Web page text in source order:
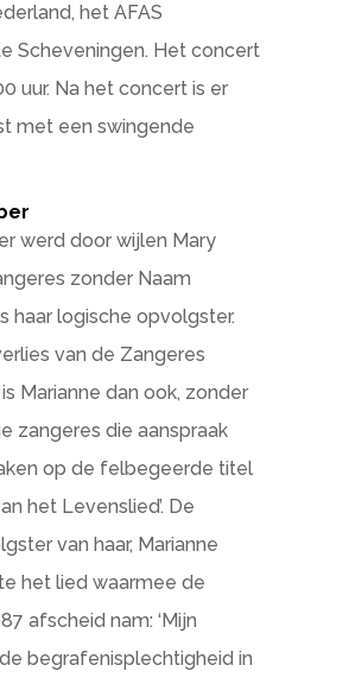
het AFAS
Scheveningen. Het concert
uur. Na het concert is er
met een swingende
werd door wijlen Mary
zonder Naam
haar logische opvolgster.
van de Zangeres
Marianne dan ook, zonder
zangeres die aanspraak
op de felbegeerde titel
het Levenslied’. De
van haar, Marianne
het lied waarmee de
afscheid nam: ‘Mijn
begrafenisplechtigheid in